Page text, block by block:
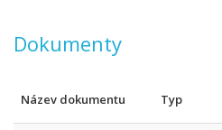
Dokumenty
Název dokumentu Typ